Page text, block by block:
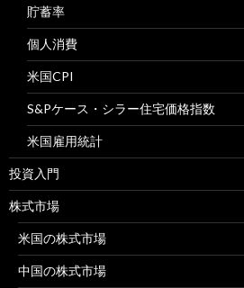
貯蓄率
個人消費
米国CPI
S&Pケース・シラー住宅価格指数
米国雇用統計
投資入門
株式市場
米国の株式市場
中国の株式市場